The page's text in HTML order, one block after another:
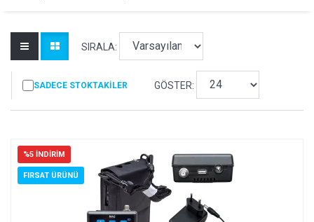
SIRALA:
SADECE STOKTAKILER GÖSTER:
%5 İNDIRIM
FIRSAT ÜRÜNÜ